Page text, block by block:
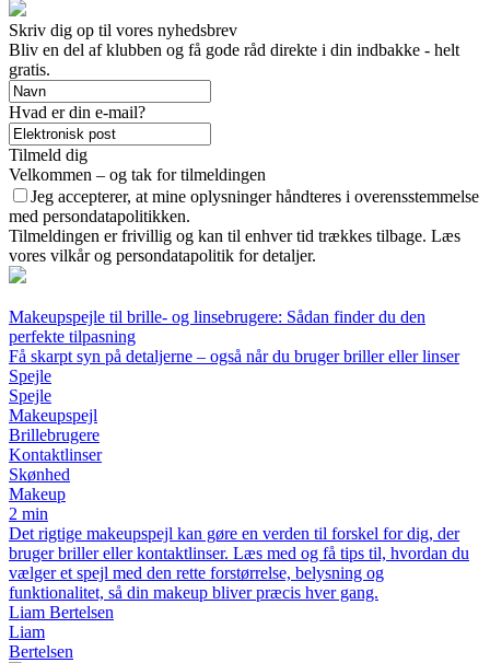
Skriv dig op til vores nyhedsbrev
Bliv en del af klubben og få gode råd direkte i din indbakke - helt
gratis.
Hvad er din e-mail?
Tilmeld dig
Velkommen – og tak for tilmeldingen
Jeg accepterer, at mine oplysninger håndteres i overensstemmelse
med persondatapolitikken.
Tilmeldingen er frivillig og kan til enhver tid trækkes tilbage. Læs
vores vilkår og persondatapolitik for detaljer.
Makeupspejle til brille- og linsebrugere: Sådan finder du den
perfekte tilpasning
Få skarpt syn på detaljerne – også når du bruger briller eller linser
Spejle
Spejle
Makeupspejl
Brillebrugere
Kontaktlinser
Skønhed
Makeup
2 min
Det rigtige makeupspejl kan gøre en verden til forskel for dig, der
bruger briller eller kontaktlinser. Læs med og få tips til, hvordan du
vælger et spejl med den rette forstørrelse, belysning og
funktionalitet, så din makeup bliver præcis hver gang.
Liam Bertelsen
Liam
Bertelsen